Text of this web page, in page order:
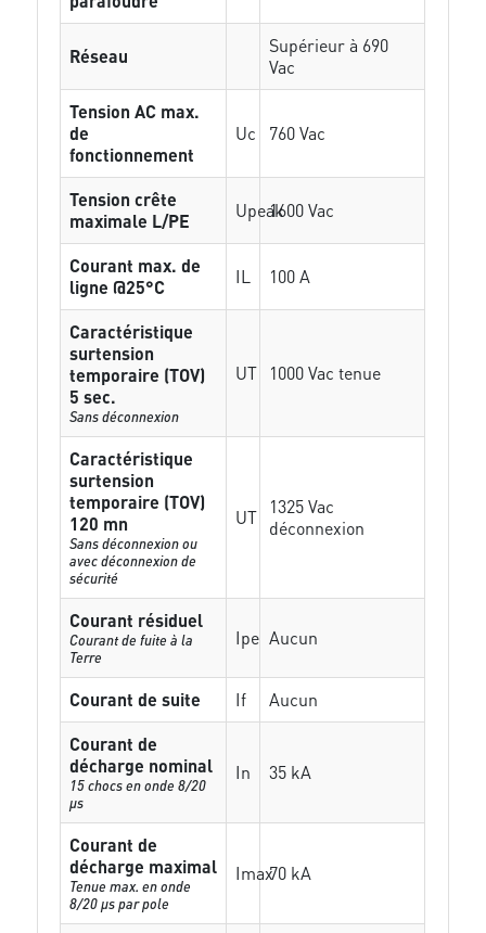
Réseau
Supérieur à 690
Vac
Tension AC max.
de
fonctionnement
Uc 760 Vac
Tension crête
maximale L/PE
Upeak1600 Vac
Courant max. de
ligne @25°C
IL 100 A
Caractéristique
surtension
temporaire (TOV)
5 sec.
Sans déconnexion
UT 1000 Vac tenue
Caractéristique
surtension
temporaire (TOV)
120 mn
Sans déconnexion ou
avec déconnexion de
sécurité
UT
1325 Vac
déconnexion
Courant résiduel
Courant de fuite à la
Terre
Ipe Aucun
Courant de suite If
Aucun
Courant de
décharge nominal
15 chocs en onde 8/20
µs
In 35 kA
Courant de
décharge maximal
Tenue max. en onde
8/20 µs par pole
Imax70 kA